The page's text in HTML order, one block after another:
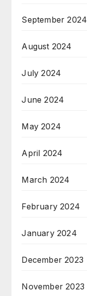
September 2024
August 2024
July 2024
June 2024
May 2024
April 2024
March 2024
February 2024
January 2024
December 2023
November 2023